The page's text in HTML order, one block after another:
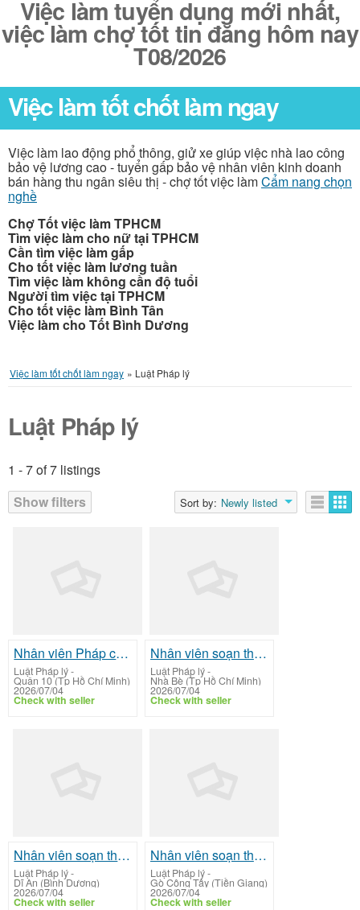
Việc làm tuyển dụng mới nhất,
việc làm chợ tốt tin đăng hôm nay
T08/2026
Việc làm tốt chốt làm ngay
Việc làm lao động phổ thông, giử xe giúp việc nhà lao công
bảo vệ lương cao - tuyển gấp bảo vệ nhân viên kinh doanh
bán hàng thu ngân siêu thị - chợ tốt việc làmCẩm nang chọn
nghề
Chợ Tốt việc làm TPHCM
Tìm việc làm cho nữ tại TPHCM
Cần tìm việc làm gấp
Cho tốt việc làm lương tuần
Tìm việc làm không cần độ tuổi
Người tìm việc tại TPHCM
Cho tốt việc làm Bình Tân
Việc làm cho Tốt Bình Dương
Việc làm tốt chốt làm ngay » Luật Pháp lý
Luật Pháp lý
1 - 7 of 7 listings
Show filters
Sort by: Newly listed
Listings
Nhân viên Pháp chế Doanh nghiệp (Legal Executive)
Luật Pháp lý-
Quận 10 (Tp Hồ Chí Minh)
2026/07/04
Check with seller
Nhân viên soạn thảo hợp đồng thương mại
Luật Pháp lý-
Nhà Bè (Tp Hồ Chí Minh)
2026/07/04
Check with seller
Nhân viên soạn thảo hợp đồng thương mại
Luật Pháp lý-
Dĩ An (Bình Dương)
2026/07/04
Check with seller
Nhân viên soạn thảo hợp đồng thương mại
Luật Pháp lý-
Gò Công Tây (Tiền Giang)
2026/07/04
Check with seller